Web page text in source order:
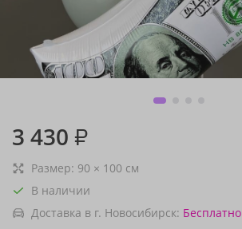
3 430 ₽
Размер: 90 × 100 см
В наличии
Доставка в г. Новосибирск: Бесплатно